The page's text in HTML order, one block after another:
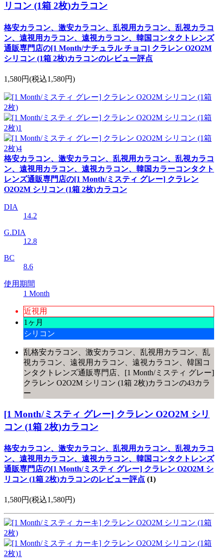
リコン (1箱 2枚)カラコン
格安カラコン、激安カラコン、乱視用カラコン、乱視カラコ
ン、遠視用カラコン、遠視カラコン、韓国コンタクトレンズ
通販専門店の[1 Month/ナチュラル チョコ] クラレン O2O2M
シリコン (1箱 2枚)カラコンのレビュー評点
1,580円(税込1,580円)
格安カラコン、激安カラコン、乱視用カラコン、乱視カラコ
ン、遠視用カラコン、遠視カラコン、韓国カラーコンタクト
レンズ通販専門店の[1 Month/ミスティ グレー] クラレン
O2O2M シリコン (1箱 2枚)カラコン
DIA
14.2
G.DIA
12.8
BC
8.6
使用期間
1 Month
近視用
1ヶ月
シリコン
乱格安カラコン、激安カラコン、乱視用カラコン、乱
視カラコン、遠視用カラコン、遠視カラコン、韓国コ
ンタクトレンズ通販専門店、[1 Month/ミスティ グレー]
クラレン O2O2M シリコン (1箱 2枚)カラコンの43カラ
ー
[1 Month/ミスティ グレー] クラレン O2O2M シリ
コン (1箱 2枚)カラコン
格安カラコン、激安カラコン、乱視用カラコン、乱視カラコ
ン、遠視用カラコン、遠視カラコン、韓国コンタクトレンズ
通販専門店の[1 Month/ミスティ グレー] クラレン O2O2M シ
リコン (1箱 2枚)カラコンのレビュー評点 (1)
1,580円(税込1,580円)